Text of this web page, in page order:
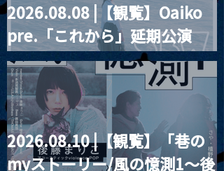
2026.08.08 |【観覧】Oaiko
pre.「これから」延期公演
Blurred City Lights × 17歳
とベルリンの壁
2026.08.10 |【観覧】「巷の
myストーリー/風の憶測1～後